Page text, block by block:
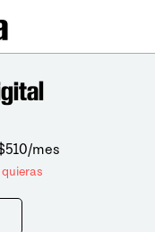
mes